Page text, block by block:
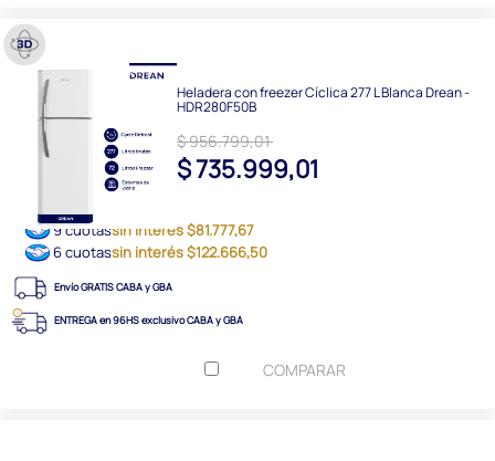
Heladera con freezer Cíclica 277 L Blanca Drean -
HDR280F50B
$ 956.799,01
$ 735.999,01
9 cuotassin interés $81.777,67
6 cuotassin interés $122.666,50
Envío GRATIS CABA y GBA
ENTREGA en 96HS exclusivo CABA y GBA
COMPARAR